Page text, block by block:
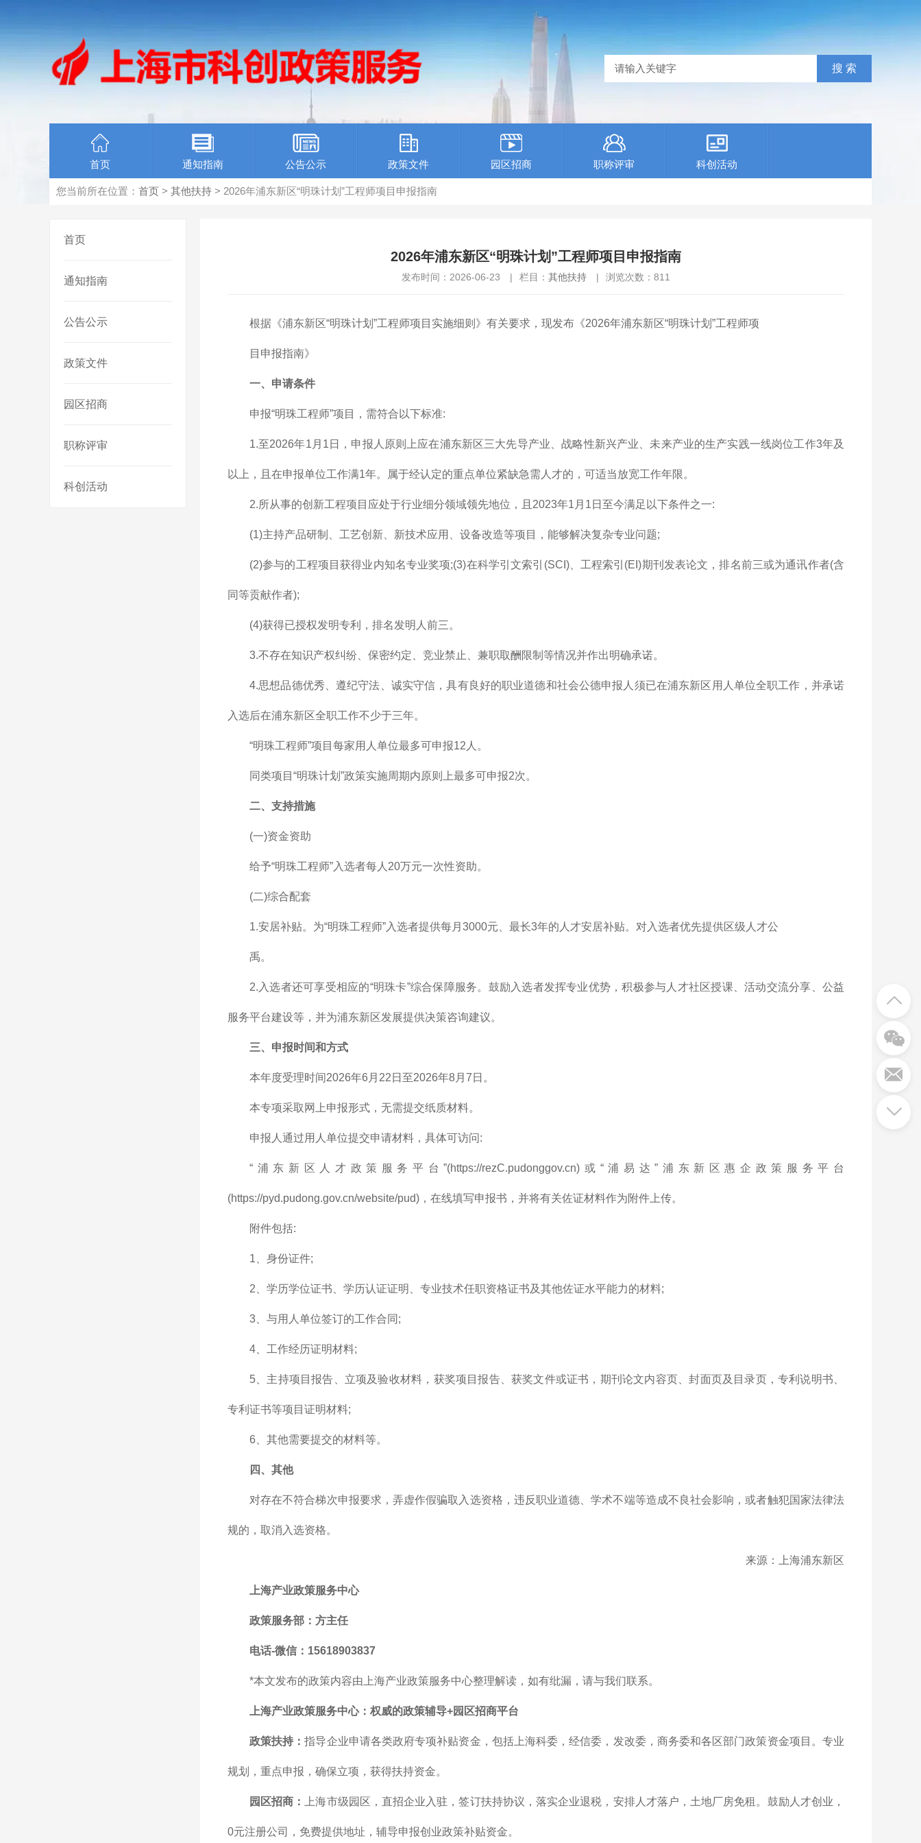
首页 通知指南 公告公示 政策文件 园区招商 职称评审 科创活动
您当前所在位置： 首页 > 其他扶持 > 2026年浦东新区“明珠计划”工程师项目申报指南
首页
通知指南
公告公示
政策文件
园区招商
职称评审
科创活动
2026年浦东新区“明珠计划”工程师项目申报指南
发布时间：2026-06-23 | 栏目： 其他扶持 | 浏览次数： 811
根据《浦东新区“明珠计划”工程师项目实施细则》有关要求，现发布《2026年浦东新区“明珠计划”工程师项
目申报指南》
一、申请条件
申报“明珠工程师”项目，需符合以下标准:
1.至2026年1月1日，申报人原则上应在浦东新区三大先导产业、战略性新兴产业、未来产业的生产实践一线岗位工作3年及
以上，且在申报单位工作满1年。属于经认定的重点单位紧缺急需人才的，可适当放宽工作年限。
2.所从事的创新工程项目应处于行业细分领域领先地位，且2023年1月1日至今满足以下条件之一:
(1)主持产品研制、工艺创新、新技术应用、设备改造等项目，能够解决复杂专业问题;
(2)参与的工程项目获得业内知名专业奖项;(3)在科学引文索引(SCI)、工程索引(EI)期刊发表论文，排名前三或为通讯作者(含
同等贡献作者);
(4)获得已授权发明专利，排名发明人前三。
3.不存在知识产权纠纷、保密约定、竞业禁止、兼职取酬限制等情况并作出明确承诺。
4.思想品德优秀、遵纪守法、诚实守信，具有良好的职业道德和社会公德申报人须已在浦东新区用人单位全职工作，并承诺
入选后在浦东新区全职工作不少于三年。
“明珠工程师”项目每家用人单位最多可申报12人。
同类项目“明珠计划”政策实施周期内原则上最多可申报2次。
二、支持措施
(一)资金资助
给予“明珠工程师”入选者每人20万元一次性资助。
(二)综合配套
1.安居补贴。为“明珠工程师”入选者提供每月3000元、最长3年的人才安居补贴。对入选者优先提供区级人才公
禹。
2.入选者还可享受相应的“明珠卡”综合保障服务。鼓励入选者发挥专业优势，积极参与人才社区授课、活动交流分享、公益
服务平台建设等，并为浦东新区发展提供决策咨询建议。
三、申报时间和方式
本年度受理时间2026年6月22日至2026年8月7日。
本专项采取网上申报形式，无需提交纸质材料。
申报人通过用人单位提交申请材料，具体可访问:
“浦东新区人才政策服务平台”(https://rezC.pudonggov.cn)或“浦易达”浦东新区惠企政策服务平台
(https://pyd.pudong.gov.cn/website/pud)，在线填写申报书，并将有关佐证材料作为附件上传。
附件包括:
1、身份证件;
2、学历学位证书、学历认证证明、专业技术任职资格证书及其他佐证水平能力的材料;
3、与用人单位签订的工作合同;
4、工作经历证明材料;
5、主持项目报告、立项及验收材料，获奖项目报告、获奖文件或证书，期刊论文内容页、封面页及目录页，专利说明书、
专利证书等项目证明材料;
6、其他需要提交的材料等。
四、其他
对存在不符合梯次申报要求，弄虚作假骗取入选资格，违反职业道德、学术不端等造成不良社会影响，或者触犯国家法律法
规的，取消入选资格。
来源：上海浦东新区
上海产业政策服务中心
政策服务部 ：方主任
电话-微信：15618903837
*本文发布的政策内容由上海产业政策服务中心整理解读，如有纰漏，请与我们联系。
上海产业政策服务中心： 权威的政策辅导+园区招商平台
政策扶持：指导企业申请各类政府专项补贴资金，包括上海科委，经信委，发改委，商务委和各区部门政策资金项目。专业
规划，重点申报，确保立项，获得扶持资金。
园区招商： 上海市级园区，直招企业入驻，签订扶持协议，落实企业退税，安排人才落户，土地厂房免租。鼓励人才创业，
0元注册公司，免费提供地址，辅导申报创业政策补贴资金。